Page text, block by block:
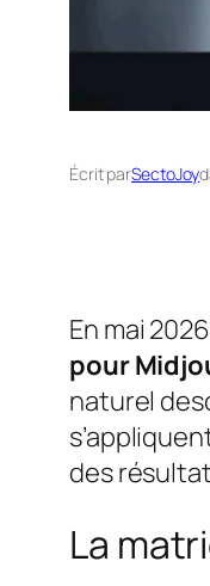
Écrit parSectoJoy
En mai
pour
naturel
des
La